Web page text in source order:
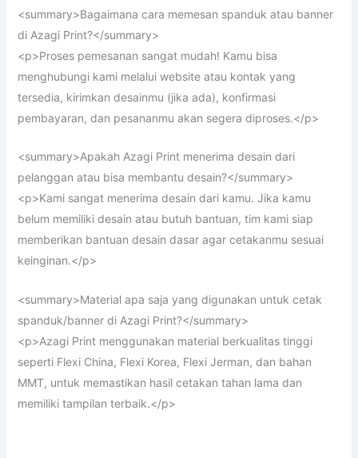
<summary>Bagaimana cara memesan spanduk atau banner
di Azagi Print?</summary>
<p>Proses pemesanan sangat mudah! Kamu bisa
menghubungi kami melalui website atau kontak yang
tersedia, kirimkan desainmu (jika ada), konfirmasi
pembayaran, dan pesananmu akan segera diproses.</p>
<summary>Apakah Azagi Print menerima desain dari
pelanggan atau bisa membantu desain?</summary>
<p>Kami sangat menerima desain dari kamu. Jika kamu
belum memiliki desain atau butuh bantuan, tim kami siap
memberikan bantuan desain dasar agar cetakanmu sesuai
keinginan.</p>
<summary>Material apa saja yang digunakan untuk cetak
spanduk/banner di Azagi Print?</summary>
<p>Azagi Print menggunakan material berkualitas tinggi
seperti Flexi China, Flexi Korea, Flexi Jerman, dan bahan
MMT, untuk memastikan hasil cetakan tahan lama dan
memiliki tampilan terbaik.</p>